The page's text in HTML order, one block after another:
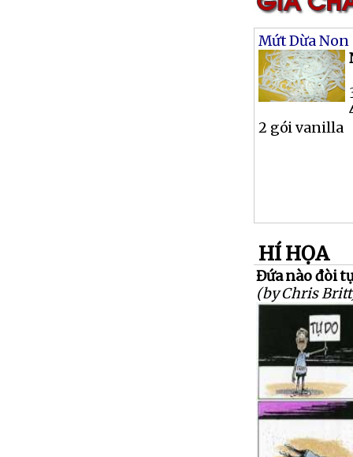
Mứt Dừa Non
2 gói vanilla
HÍ HỌA
Đứa nào đòi
(by Chris